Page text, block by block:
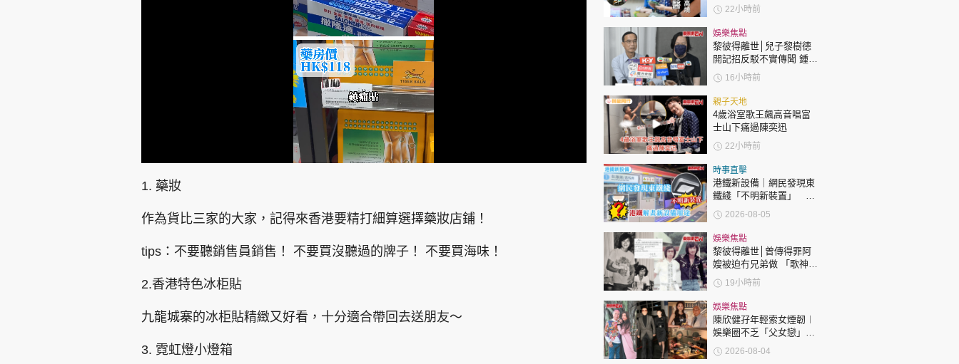
東Touch PCM 電腦廣場 星島頭條 星島環球 The Standard
Oh!爸媽 JobMarket 頭條搵工 EDUPLUS
Copyright © 東周網 版權所有 . 不得轉載 ©Eastweek.com.hk. All rights reserved.
n
o
1. 藥妝
作為貨比三家的大家，記得來香港要精打細算選擇藥妝店鋪！
tips：不要聽銷售員銷售！ 不要買沒聽過的牌子！ 不要買海味！
2.香港特色冰柜貼
九龍城寨的冰柜貼精緻又好看，十分適合帶回去送朋友～
3. 霓虹燈小燈箱
持續高燒要立即求醫
22小時前
娛樂焦點
黎彼得離世│兒子黎樹德
開記招反駁不實傳聞 鍾志
光代好友澄清：冇經濟問
題
16小時前
親子天地
4歲浴室歌王飆高音唱富
士山下痛過陳奕迅
22小時前
時事直擊
港鐵新設備｜網民發現東
鐵綫「不明新裝置」 港
鐵解畫新設備用途
2026-08-05
娛樂焦點
黎彼得離世│曾傳得罪阿
嫂被迫冇兄弟做 「歌神」
許冠傑親筆撰寫悼念忘友
19小時前
娛樂焦點
陳欣健孖年輕索女煙韌︱
娛樂圈不乏「父女戀」
「爺孫戀」 年齡差距最大
達51歲 最受矚目有李龍
2026-08-04